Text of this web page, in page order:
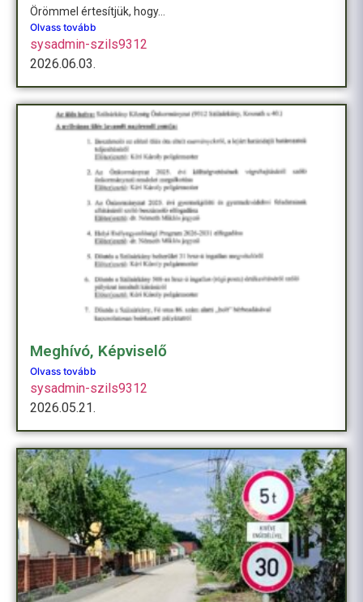
Örömmel értesítjük, hogy...
Olvass tovább
sysadmin-szils9312
2026.06.03.
Meghívó, Képviselő
Olvass tovább
sysadmin-szils9312
2026.05.21.